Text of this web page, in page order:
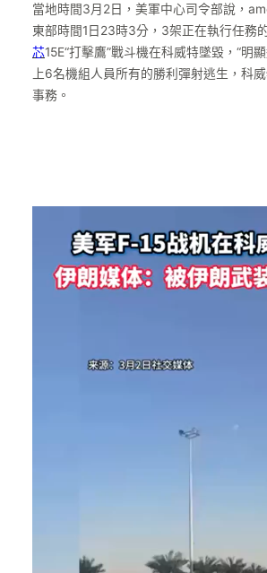
當地時間3月2日，美軍中心司令部說，
東部時間1日23時3分，3架正在執行任務
芯15E“打擊鷹”戰斗機在科威特墜毀，“明
上6名機組人員所有的勝利彈射逃生，科
事務。